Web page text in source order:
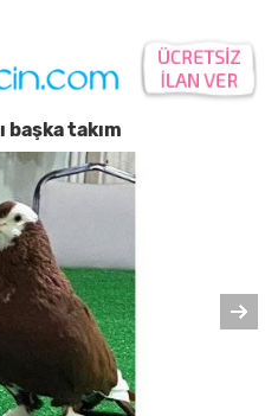
başka takım